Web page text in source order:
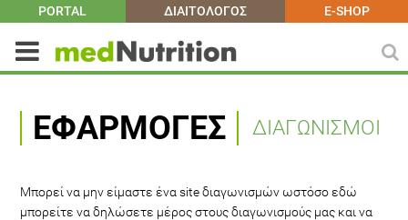
PORTAL ΔΙΑΙΤΟΛΟΓΟΣ E-SHOP
ΕΦΑΡΜΟΓΈΣ ΔΙΑΓΩΝΙΣΜΟΙ
Μπορεί να μην είμαστε ένα site διαγωνισμών ωστόσο εδώ
μπορείτε να δηλώσετε μέρος στους διαγωνισμούς μας και να